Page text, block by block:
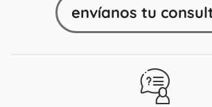
envíanos tu